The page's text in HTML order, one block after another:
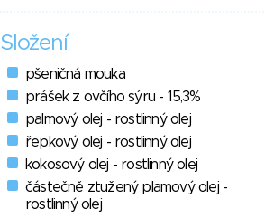
Složení
pšeničná mouka
prášek z ovčího sýru - 15,3%
palmový olej - rostlinný olej
řepkový olej - rostlinný olej
kokosový olej - rostlinný olej
částečně ztužený plamový olej -
rostlinný olej